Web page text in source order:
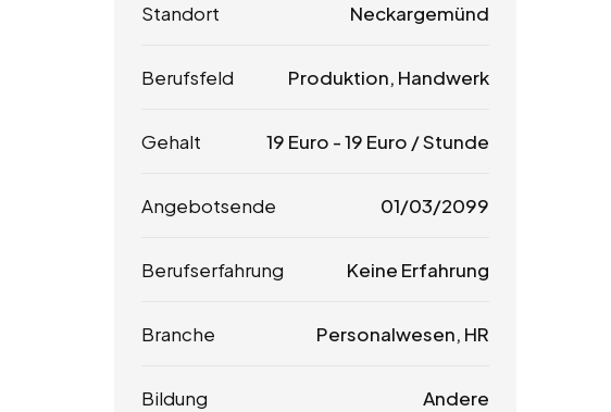
Standort Neckargemünd
Berufsfeld Produktion, Handwerk
Gehalt 19 Euro -19 Euro / Stunde
Angebotsende 01/03/2099
Berufserfahrung Keine Erfahrung
Branche Personalwesen, HR
Bildung Andere